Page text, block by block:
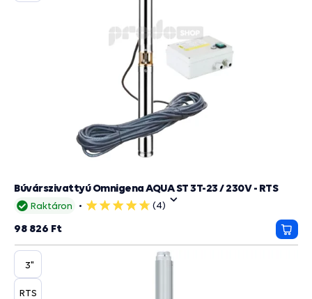
Raktáron
5
(4)
Búvárszivattyú Omnigena AQUA ST 3T-23 / 230V - RTS
98 826 Ft
3"
RTS